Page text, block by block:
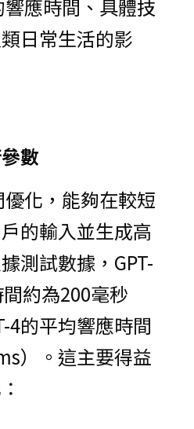
響應時間、具體技
日常生活的影
數
優化，能夠在較短
的輸入並生成高
測試數據，GPT-
約為200毫秒
4的平均響應時間
）。這主要得益